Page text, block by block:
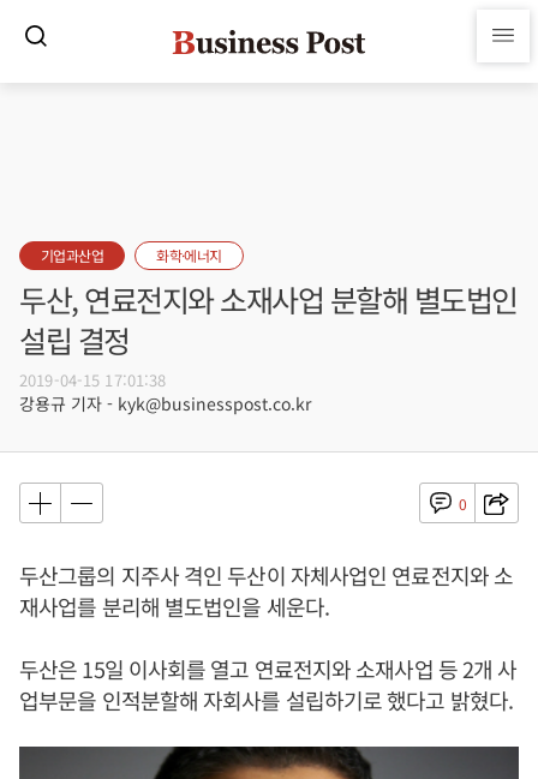
기업과산업 화학·에너지
두산, 연료전지와 소재사업 분할해 별도법인
설립 결정
2019-04-15 17:01:38
강용규 기자 - kyk@businesspost.co.kr
0
두산그룹의 지주사 격인 두산이 자체사업인 연료전지와 소
재사업를 분리해 별도법인을 세운다.
두산은 15일 이사회를 열고 연료전지와 소재사업 등 2개 사
업부문을 인적분할해 자회사를 설립하기로 했다고 밝혔다.